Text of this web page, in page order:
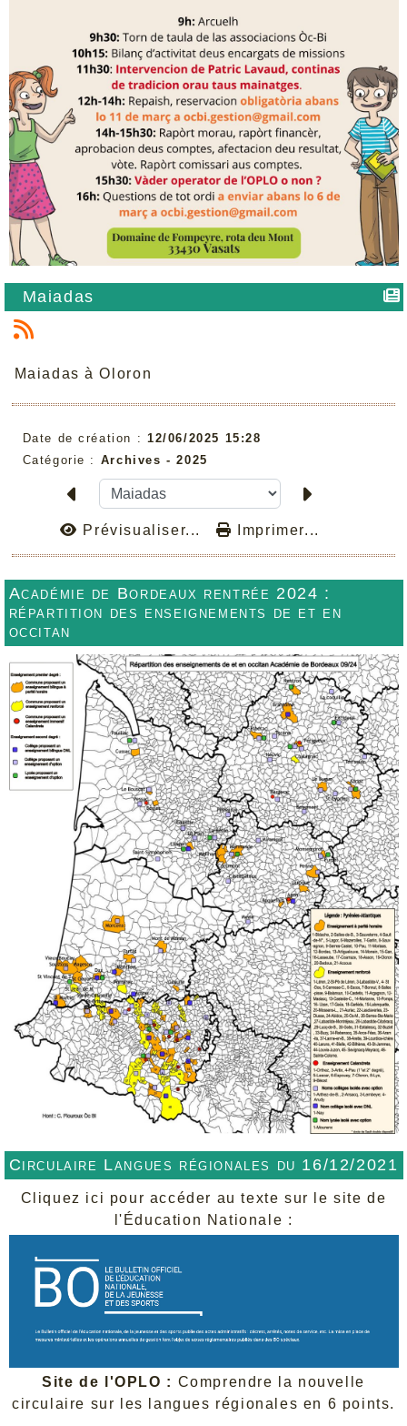
Maiadas
Maiadas à Oloron
Date de création : 12/06/2025 15:28
Catégorie : Archives -2025
Prévisualiser... Imprimer...
Académie de Bordeaux rentrée 2024 :
répartition des enseignements de et en
occitan
Circulaire Langues régionales du 16/12/2021
Cliquez ici pour accéder au texte sur le site de
l'Éducation Nationale :
Site de l'OPLO : Comprendre la nouvelle
circulaire sur les langues régionales en 6 points.